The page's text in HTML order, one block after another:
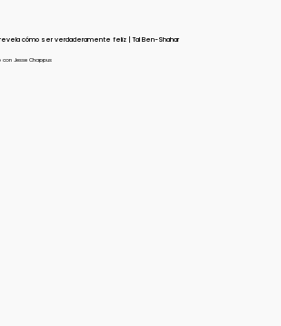
cómo ser verdaderamente feliz | Tal Ben-Shahar
Jesse Chappus